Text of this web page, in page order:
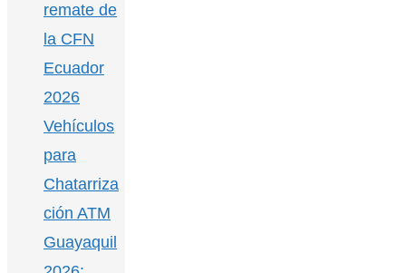
remate de
la CFN
Ecuador
2026
Vehículos
para
Chatarriza
ción ATM
Guayaquil